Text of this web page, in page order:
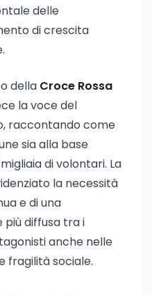
delle
di crescita
della Croce Rossa
la voce del
raccontando come
sia alla base
di volontari. La
la necessità
e di una
più diffusa tra i
anche nelle
fragilità sociale.